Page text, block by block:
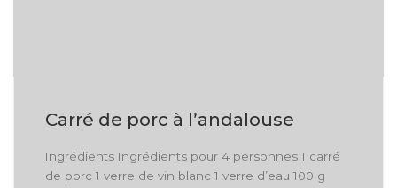
Carré de porc à l’andalouse
Ingrédients Ingrédients pour 4 personnes 1 carré
de porc 1 verre de vin blanc 1 verre d’eau 100 g